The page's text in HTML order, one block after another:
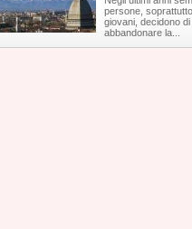
persone,
giovani, decidono di
abbandonare la...